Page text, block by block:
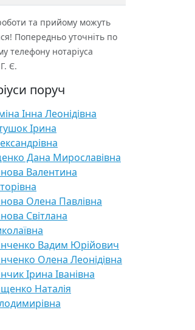
та прийому можуть
Попередньо уточніть по
телефону нотаріуса
Є.
поруч
Інна Леонідівна
Ірина
Дана Мирославівна
Валентина
Олена Павлівна
Світлана
Вадим Юрійович
Олена Леонідівна
Ірина Іванівна
Наталія